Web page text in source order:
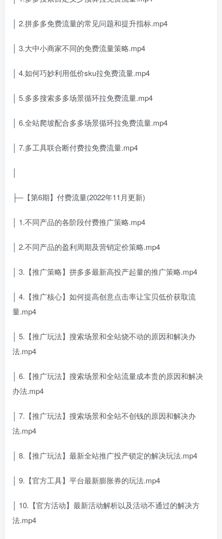
│ 2.拼多多免费流量的常见问题和提升指标.mp4
│ 3.大中小商家不同的免费流量策略.mp4
│ 4.如何巧妙利用低价sku拉免费流量.mp4
│ 5.多多搜索多多场景循环拉免费流量.mp4
│ 6.全站爬坡配合多多场景循环拉免费流量.mp4
│ 7.多工具联合断付费拉免费流量.mp4
├─【第6期】付费流量(2022年11月更新)
│ 1.不同产品的各阶段付费推广策略.mp4
│ 2.不同产品的盈利周期及营销定价策略.mp4
│ 3.【推广策略】拼多多最新高投产起量的推广策略.mp4
│ 4.【推广核心】如何提高创意点击率让宝贝低价获取流
量.mp4
│ 5.【推广玩法】搜索场景和全站烧不动的原因和解决办
法.mp4
│ 6.【推广玩法】搜索场景和全站流量成本贵的原因和解决
办法.mp4
│ 7.【推广玩法】搜索场景和全站不创钱的原因和解决办
法.mp4
│ 8.【推广玩法】最新全站推广投产锁定的解决玩法.mp4
│ 9.【官方工具】平台最新膨胀券的玩法.mp4
│ 10.【官方活动】最新活动解析以及活动不通过的解决方
法.mp4